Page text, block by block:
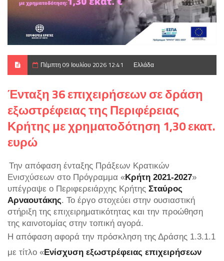
Πέμπτη 09 Ιουλίου 2026 12:41 Ελλάδα
Ένταξη 36 επιχειρήσεων σε δράση
εξωστρέφειας της Περιφέρειας
Κρήτης με χρηματοδότηση 1,30 εκατ.
ευρώ
Την απόφαση ένταξης Πράξεων Κρατικών
Ενισχύσεων στο Πρόγραμμα «Κρήτη 2021-2027»
υπέγραψε ο Περιφερειάρχης Κρήτης Σταύρος
Αρναουτάκης. Το έργο στοχεύει στην ουσιαστική
στήριξη της επιχειρηματικότητας και την προώθηση
της καινοτομίας στην τοπική αγορά.
Η απόφαση αφορά την πρόσκληση της Δράσης 1.3.1.1
με τίτλο «Ενίσχυση εξωστρέφειας επιχειρήσεων